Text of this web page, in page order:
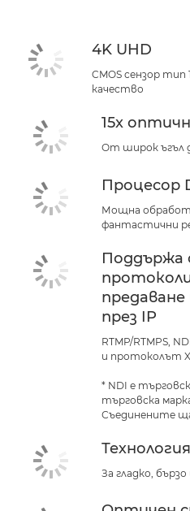
4K UHD
CMOS сензор тип
качество
15x
От широк ъгъл
Процесор
Мощна
фантастични
Поддържа
предаване
през IP
RTMP/RTMPS,
и протоколът
* NDI е
търговска
Съединените
За гладко,